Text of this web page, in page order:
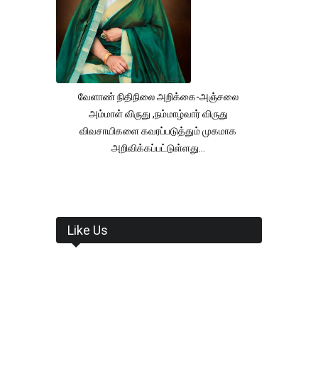
வேளாண் நிதிநிலை அறிக்கை-அஞ்சலை
அம்மாள் விருது ,நம்மாழ்வார் விருது
விவசாயிகளை கவரப்படுத்தும் முகமாக
அறிவிக்கப்பட்டுள்ளது...
Like Us